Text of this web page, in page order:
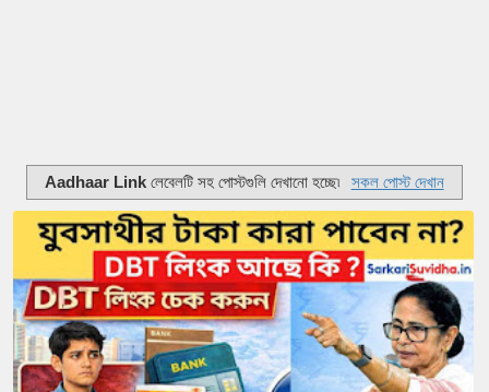
Aadhaar Link লেবেলটি সহ পোস্টগুলি দেখানো হচ্ছে৷ সকল পোস্ট দেখান